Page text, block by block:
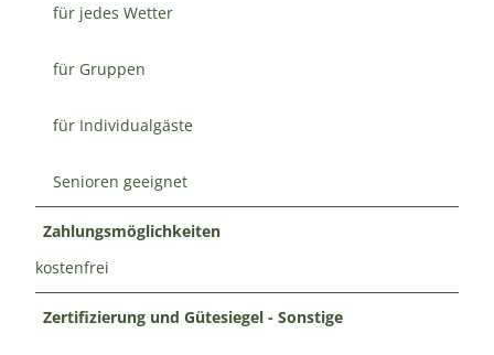
für jedes Wetter
für Gruppen
für Individualgäste
Senioren geeignet
Zahlungsmöglichkeiten
kostenfrei
Zertifizierung und Gütesiegel - Sonstige